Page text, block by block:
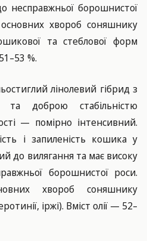
несправжньої борошнистої
хвороб соняшнику
та стеблової форм
%.
лінолевий гібрид з
та доброю стабільністю
— помірно інтенсивний.
і запиленість кошика у
до вилягання та має високу
борошнистої роси.
хвороб соняшнику
іржі). Вміст олії — 52–